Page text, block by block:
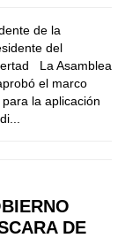
de la
del
La Asamblea
el marco
la aplicación
DE